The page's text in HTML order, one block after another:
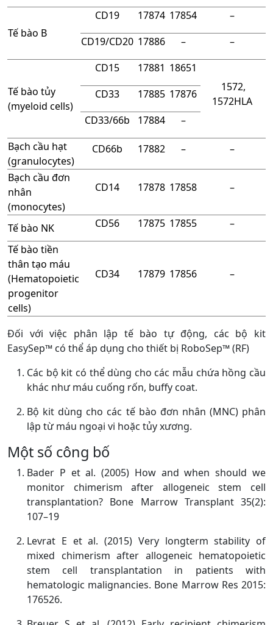
Tế bào B
CD19 17874 17854
–
CD19/CD20 17886 – –
Tế bào tủy
(myeloid cells)
CD15 17881 18651
1572,
1572HLA
CD33 17885 17876
CD33/66b
17884
–
Bạch cầu hạt
(granulocytes)
CD66b 17882 – –
Bạch cầu đơn
nhân
(monocytes)
CD14 17878 17858 –
Tế bào NK CD56 17875 17855
–
Tế bào tiền
thân tạo máu
(Hematopoietic
progenitor
cells)
CD34 17879 17856 –
Đối với việc phân lập tế bào tự động, các bộ kit
EasySep™ có thể áp dụng cho thiết bị RoboSep™ (RF)
Các bộ kit có thể dùng cho các mẫu chứa hồng cầu
khác như máu cuống rốn, buffy coat.
Bộ kit dùng cho các tế bào đơn nhân (MNC) phân
lập từ máu ngoại vi hoặc tủy xương.
Một số công bố
Bader P et al. (2005) How and when should we
monitor chimerism after allogeneic stem cell
transplantation? Bone Marrow Transplant 35(2):
107–19
Levrat E et al. (2015) Very longterm stability of
mixed chimerism after allogeneic hematopoietic
stem cell transplantation in patients with
hematologic malignancies. Bone Marrow Res 2015:
176526.